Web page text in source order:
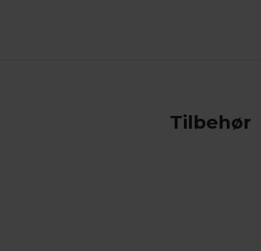
Tilbehør